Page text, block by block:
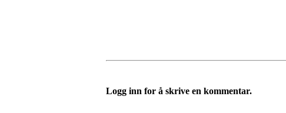
Logg inn for å skrive en kommentar.